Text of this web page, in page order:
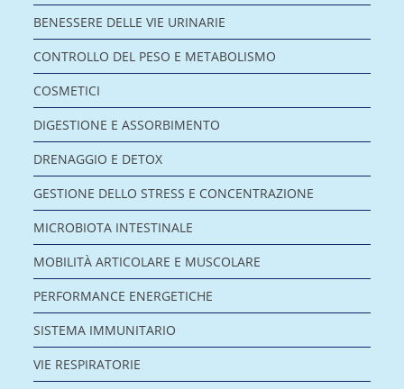
BENESSERE DELLE VIE URINARIE
CONTROLLO DEL PESO E METABOLISMO
COSMETICI
DIGESTIONE E ASSORBIMENTO
DRENAGGIO E DETOX
GESTIONE DELLO STRESS E CONCENTRAZIONE
MICROBIOTA INTESTINALE
MOBILITÀ ARTICOLARE E MUSCOLARE
PERFORMANCE ENERGETICHE
SISTEMA IMMUNITARIO
VIE RESPIRATORIE